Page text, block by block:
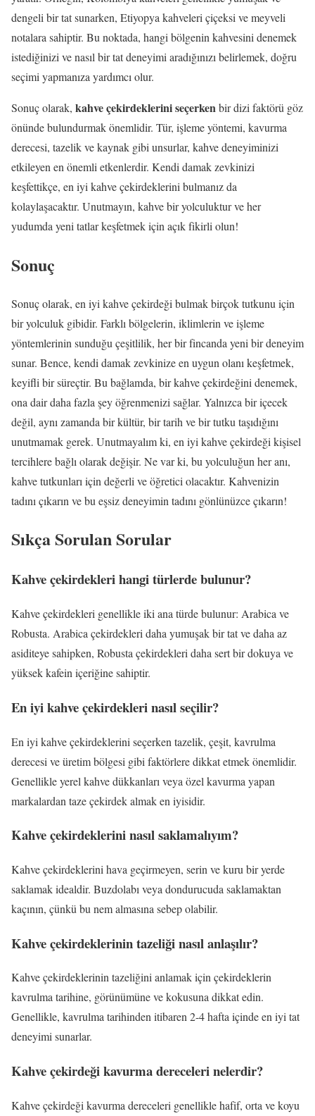
dengeli bir tat sunarken, Etiyopya kahveleri çiçeksi ve meyveli
notalara sahiptir. Bu noktada, hangi bölgenin kahvesini denemek
istediğinizi ve nasıl bir tat deneyimi aradığınızı belirlemek, doğru
seçimi yapmanıza yardımcı olur.
Sonuç olarak, kahve çekirdeklerini seçerkenbir dizi faktörü göz
önünde bulundurmak önemlidir. Tür, işleme yöntemi, kavurma
derecesi, tazelik ve kaynak gibi unsurlar, kahve deneyiminizi
etkileyen en önemli etkenlerdir. Kendi damak zevkinizi
keşfettikçe, en iyi kahve çekirdeklerini bulmanız da
kolaylaşacaktır. Unutmayın, kahve bir yolculuktur ve her
yudumda yeni tatlar keşfetmek için açık fikirli olun!
Sonuç
Sonuç olarak, en iyi kahve çekirdeği bulmak birçok tutkunu için
bir yolculuk gibidir. Farklı bölgelerin, iklimlerin ve işleme
yöntemlerinin sunduğu çeşitlilik, her bir fincanda yeni bir deneyim
sunar. Bence, kendi damak zevkinize en uygun olanı keşfetmek,
keyifli bir süreçtir. Bu bağlamda, bir kahve çekirdeğini denemek,
ona dair daha fazla şey öğrenmenizi sağlar. Yalnızca bir içecek
değil, aynı zamanda bir kültür, bir tarih ve bir tutku taşıdığını
unutmamak gerek. Unutmayalım ki, en iyi kahve çekirdeği kişisel
tercihlere bağlı olarak değişir. Ne var ki, bu yolculuğun her anı,
kahve tutkunları için değerli ve öğretici olacaktır. Kahvenizin
tadını çıkarın ve bu eşsiz deneyimin tadını gönlünüzce çıkarın!
Sıkça Sorulan Sorular
Kahve çekirdekleri hangi türlerde bulunur?
Kahve çekirdekleri genellikle iki ana türde bulunur: Arabica ve
Robusta. Arabica çekirdekleri daha yumuşak bir tat ve daha az
asiditeye sahipken, Robusta çekirdekleri daha sert bir dokuya ve
yüksek kafein içeriğine sahiptir.
En iyi kahve çekirdekleri nasıl seçilir?
En iyi kahve çekirdeklerini seçerken tazelik, çeşit, kavrulma
derecesi ve üretim bölgesi gibi faktörlere dikkat etmek önemlidir.
Genellikle yerel kahve dükkanları veya özel kavurma yapan
markalardan taze çekirdek almak en iyisidir.
Kahve çekirdeklerini nasıl saklamalıyım?
Kahve çekirdeklerini hava geçirmeyen, serin ve kuru bir yerde
saklamak idealdir. Buzdolabı veya dondurucuda saklamaktan
kaçının, çünkü bu nem almasına sebep olabilir.
Kahve çekirdeklerinin tazeliği nasıl anlaşılır?
Kahve çekirdeklerinin tazeliğini anlamak için çekirdeklerin
kavrulma tarihine, görünümüne ve kokusuna dikkat edin.
Genellikle, kavrulma tarihinden itibaren 2-4 hafta içinde en iyi tat
deneyimi sunarlar.
Kahve çekirdeği kavurma dereceleri nelerdir?
Kahve çekirdeği kavurma dereceleri genellikle hafif, orta ve koyu